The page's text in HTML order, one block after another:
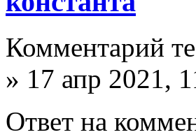
Комментарий
» 17 апр 2021,
Ответ на